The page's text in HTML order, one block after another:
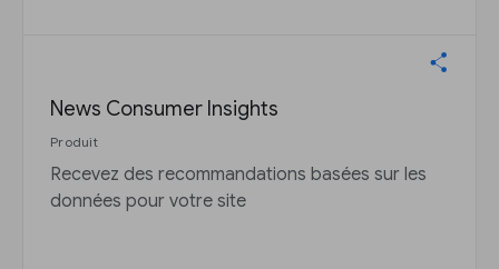
News Consumer Insights
Produit
Recevez des recommandations basées sur les
données pour votre site